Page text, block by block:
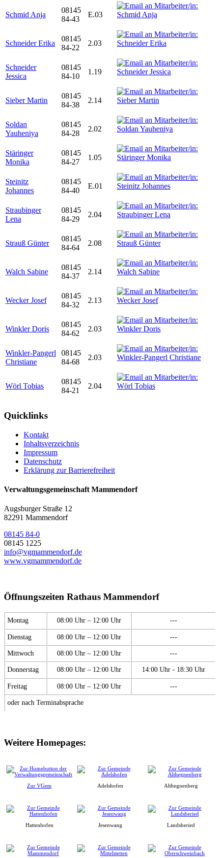
Schmid Anja
08145
84-43
E.03
Schneider Erika
08145
84-22
2.03
Schneider
Jessica
08145
84-10
1.19
Sieber Martin
08145
84-38
2.14
Soldan
Yauheniya
08145
84-28
2.02
Stäringer
Monika
08145
84-27
1.05
Steinitz
Johannes
08145
84-40
E.01
Straubinger
Lena
08145
84-29
2.04
Strauß Günter
08145
84-64
2.08
Walch Sabine
08145
84-37
2.14
Wecker Josef
08145
84-32
2.13
Winkler Doris
08145
84-62
2.03
Winkler-Pangerl
Christiane
08145
84-68
2.03
Wörl Tobias
08145
84-21
2.04
Quicklinks
Kontakt
Inhaltsverzeichnis
Impressum
Datenschutz
Erklärung zur Barrierefreiheit
Verwaltungsgemeinschaft Mammendorf
Augsburger Straße 12
82291 Mammendorf
08145 84-0
08145 1225
info@vgmammendorf.de
www.vgmammendorf.de
Öffnungszeiten Rathaus Mammendorf
Montag 08:00 Uhr – 12:00 Uhr ---
Dienstag 08:00 Uhr – 12:00 Uhr ---
Mittwoch 08:00 Uhr – 12:00 Uhr ---
Donnerstag 08:00 Uhr – 12:00 Uhr 14:00 Uhr - 18:30 Uhr
Freitag 08:00 Uhr – 12:00 Uhr ---
oder nach Terminabsprache
Weitere Homepages:
Zur VGem Adelshofen Althegnenberg
Hattenhofen Jesenwang Landsberied